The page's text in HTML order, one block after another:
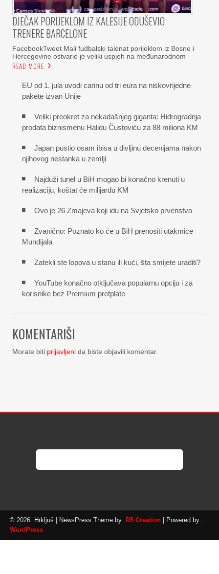
DJEČAK PORIJEKLOM IZ KALESIJE ODUŠEVIO
TRENERE BARCELONE
FacebookTweet Mali fudbalski talenat porijeklom iz Bosne i
Hercegovine ostvario je veliki uspjeh na međunarodnom
READ MORE
EU od 1. jula uvodi carinu od tri eura na niskovrijedne
pakete izvan Unije
Veliki preokret za nekadašnjeg giganta: Hidrogradnja
prodata biznismenu Halidu Čustoviću za 88 miliona KM
Japan pustio osam ibisa u divljinu decenijama nakon
njihovog nestanka u zemlji
Najduži tunel u BiH mogao bi konačno krenuti u
realizaciju, koštat će milijardu KM
Ovo je 26 Zmajeva koji idu na Svjetsko prvenstvo
Zvanično: Poznato ko će u BiH prenositi utakmice
Mundijala
Zatekli ste lopova u stanu ili kući, šta smijete uraditi?
YouTube konačno otključava popularnu opciju i za
korisnike bez Premium pretplate
KOMENTARIŠI
Morate biti prijavljeni da biste objavili komentar.
© 2026: Hrkljuš | NewsPress Theme by: D5 Creation | Powered by:
WordPress